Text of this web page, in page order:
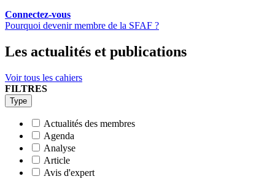
Connectez-vous
Pourquoi devenir membre de la SFAF ?
Les actualités et publications
Voir tous les cahiers
FILTRES
Type
Actualités des membres
Agenda
Analyse
Article
Avis d'expert